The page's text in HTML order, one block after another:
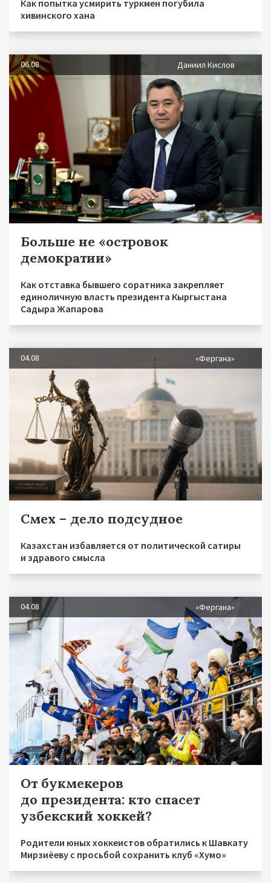
Как попытка усмирить туркмен погубила
хивинского хана
06.08 Даниил Кислов
Больше не «островок
демократии»
Как отставка бывшего соратника закрепляет
единоличную власть президента Кыргыстана
Садыра Жапарова
04.08 «Фергана»
Смех – дело подсудное
Казахстан избавляется от политической сатиры
и здравого смысла
04.08 «Фергана»
От букмекеров
до президента: кто спасет
узбекский хоккей?
Родители юных хоккеистов обратились к Шавкату
Мирзиёеву с просьбой сохранить клуб «Хумо»